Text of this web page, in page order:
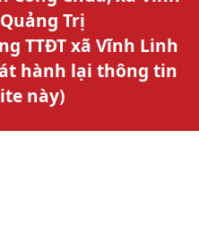
Trị
TTĐT xã Vĩnh Linh
hành lại thông tin
này)